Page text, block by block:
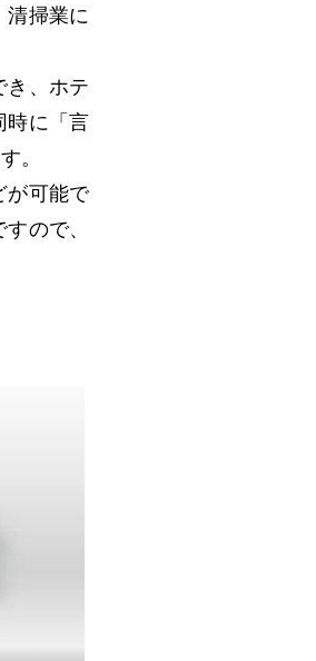
清掃業に
き、ホテ
時に「言
。
が可能で
ので、